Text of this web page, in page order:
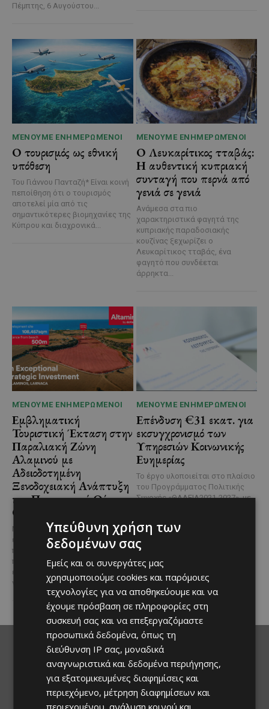
Πέμπτης, 6 Αυγούστου...
ΜΈΝΟΥΜΕ ΕΝΗΜΕΡΩΜΈΝΟΙ
Ο τουρισμός ως εθνική
υπόθεση
Του Γιάννου Πανταζή* Είναι κοινή
πεποίθηση ότι ο τουρισμός
αποτελεί μία από τις
σημαντικότερες βιομηχανίες της
Κύπρου και διαχρονικά...
ΜΈΝΟΥΜΕ ΕΝΗΜΕΡΩΜΈΝΟΙ
Ο Λευκαρίτικος τταβάς:
Η αυθεντική κυπριακή
συνταγή που περνά από
γενιά σε γενιά
Ανάμεσα στα πιο
χαρακτηριστικά φαγητά της
κυπριακής παραδοσιακής
κουζίνας ξεχωρίζει ο
Λευκαρίτικος τταβάς, ένα
φαγητό που συνδέεται
άρρηκτα...
ΜΈΝΟΥΜΕ ΕΝΗΜΕΡΩΜΈΝΟΙ
Εμβληματική
Τουριστική Έκταση στην
Παραλιακή Ζώνη
Αλαμινού με
Αδειοδοτημένη
Ξενοδοχειακή Ανάπτυξη
και Πανοραμική Θέα της
Θάλασσας
Μια εξαιρετικά σπάνια
επενδυτική ευκαιρία
παρουσιάζεται στην παραλιακή
περιοχή του Αλαμινού, στην
επαρχία Λάρνακας. Πρόκειται
για τρία συνεχόμενα...
ΜΈΝΟΥΜΕ ΕΝΗΜΕΡΩΜΈΝΟΙ
Επένδυση €31 εκατ. για
εκσυγχρονισμό των
Υπηρεσιών Κοινωνικής
Ευημερίας
Το έργο υλοποιείται στο πλαίσιο
του Προγράμματος Πολιτικής
Συνοχής «ΘΑΛΕΙΑ2021-2027», με
Υπεύθυνη χρήση των
δεδομένων σας
Εμείς και οι συνεργάτες μας
χρησιμοποιούμε cookies και παρόμοιες
τεχνολογίες για να αποθηκεύουμε και να
έχουμε πρόσβαση σε πληροφορίες στη
συσκευή σας και να επεξεργαζόμαστε
προσωπικά δεδομένα, όπως τη
διεύθυνση IP σας, μοναδικά
αναγνωριστικά και δεδομένα περιήγησης,
για εξατομικευμένες διαφημίσεις και
περιεχόμενο, μέτρηση διαφημίσεων και
περιεχομένου, ανάλυση κοινού και